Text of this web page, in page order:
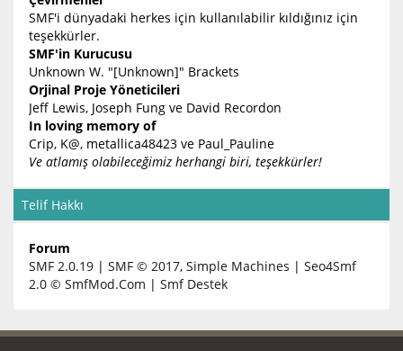
SMF'i dünyadaki herkes için kullanılabilir kıldığınız için
teşekkürler.
SMF'in Kurucusu
Unknown W. "[Unknown]" Brackets
Orjinal Proje Yöneticileri
Jeff Lewis, Joseph Fung ve David Recordon
In loving memory of
Crip, K@, metallica48423 ve Paul_Pauline
Ve atlamış olabileceğimiz herhangi biri, teşekkürler!
Telif Hakkı
Forum
SMF 2.0.19| SMF © 2017, Simple Machines | Seo4Smf
2.0 © SmfMod.Com | Smf Destek